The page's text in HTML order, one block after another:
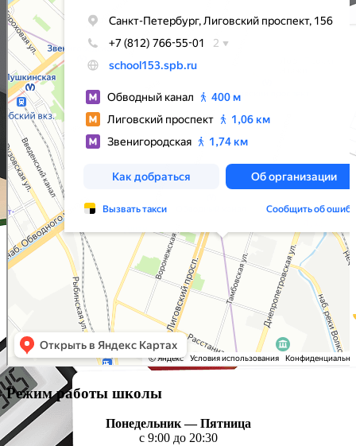
Режим работы школы
Понедельник — Пятница
с 9:00 до 20:30